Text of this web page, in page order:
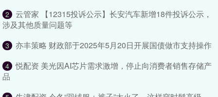
2
云管家 【12315投诉公示】长安汽车新增18件投诉公示，
涉及其他质量问题等
3 亦丰策略 财政部于2025年5月20日开展国债做市支持操作
4
悦配资 美光因AI芯片需求激增，停止向消费者销售存储产
品